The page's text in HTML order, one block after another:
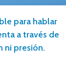
para hablar
a través de
ni presión.